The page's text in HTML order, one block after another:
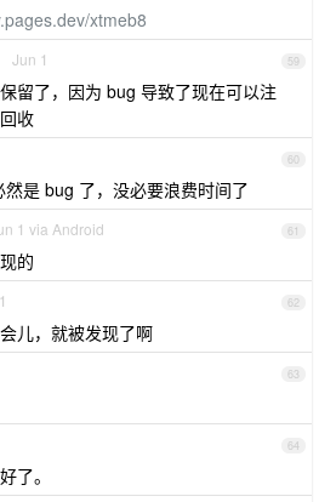
xtmeb8
59
Jun 1
留了，因为 bug 导致了现在可以注
收
60
是 bug 了，没必要浪费时间了
61
1 via Android
的
62
儿，就被发现了啊
63
64
了。